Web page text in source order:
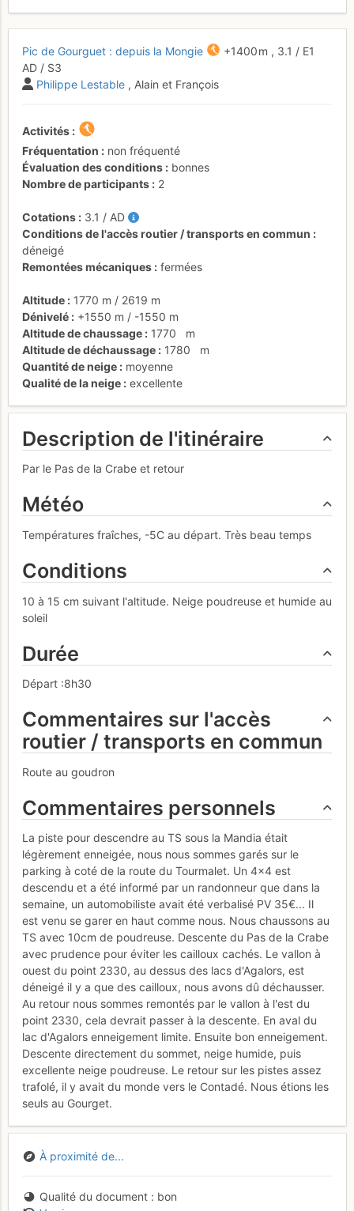
Pic de Gourguet : depuis la Mongie +1400 m , 3.1 / E1
AD / S3
Philippe Lestable , Alain et François
Activités
Fréquentation
non fréquenté
Évaluation des conditions
bonnes
Nombre de participants
2
Cotations 3.1 / AD
Conditions de l'accès routier / transports en commun
déneigé
Remontées mécaniques
fermées
Altitude 1770 m / 2619 m
Dénivelé
+1550 m / -1550 m
Altitude de chaussage
1770
m
Altitude de déchaussage
1780
m
Quantité de neige
moyenne
Qualité de la neige
excellente
Description de l'itinéraire
Par le Pas de la Crabe et retour
Météo
Températures fraîches, -5C au départ. Très beau temps
Conditions
10 à 15 cm suivant l'altitude. Neige poudreuse et humide au
soleil
Durée
Départ :8h30
Commentaires sur l'accès
routier / transports en commun
Route au goudron
Commentaires personnels
La piste pour descendre au TS sous la Mandia était
légèrement enneigée, nous nous sommes garés sur le
parking à coté de la route du Tourmalet. Un 4x4 est
descendu et a été informé par un randonneur que dans la
semaine, un automobiliste avait été verbalisé PV 35€... Il
est venu se garer en haut comme nous. Nous chaussons au
TS avec 10cm de poudreuse. Descente du Pas de la Crabe
avec prudence pour éviter les cailloux cachés. Le vallon à
ouest du point 2330, au dessus des lacs d'Agalors, est
déneigé il y a que des cailloux, nous avons dû déchausser.
Au retour nous sommes remontés par le vallon à l'est du
point 2330, cela devrait passer à la descente. En aval du
lac d'Agalors enneigement limite. Ensuite bon enneigement.
Descente directement du sommet, neige humide, puis
excellente neige poudreuse. Le retour sur les pistes assez
trafolé, il y avait du monde vers le Contadé. Nous étions les
seuls au Gourget.
À proximité de...
Qualité du document
bon